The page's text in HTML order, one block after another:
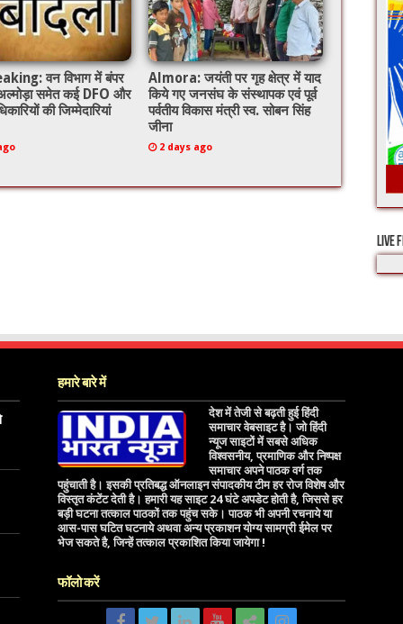
वन विभाग में बंपर
समेत कई DFO और
की जिम्मेदारियां
Almora: जयंती पर गृह क्षेत्र में याद
किये गए जनसंघ के संस्थापक एवं पूर्व
पर्वतीय विकास मंत्री स्व. सोबन सिंह
जीना
2 days ago
LIVE
हमारे बारे में
देश में तेजी से बढ़ती हुई हिंदी
समाचार वेबसाइट है। जो हिंदी
न्यूज साइटों में सबसे अधिक
विश्वसनीय, प्रमाणिक और निष्पक्ष
समाचार अपने पाठक वर्ग तक
पहुंचाती है। इसकी प्रतिबद्ध ऑनलाइन संपादकीय टीम हर रोज विशेष और
विस्तृत कंटेंट देती है। हमारी यह साइट 24 घंटे अपडेट होती है, जिससे हर
बड़ी घटना तत्काल पाठकों तक पहुंच सके। पाठक भी अपनी रचनाये या
आस-पास घटित घटनाये अथवा अन्य प्रकाशन योग्य सामग्री ईमेल पर
भेज सकते है, जिन्हें तत्काल प्रकाशित किया जायेगा !
फॉलो करें